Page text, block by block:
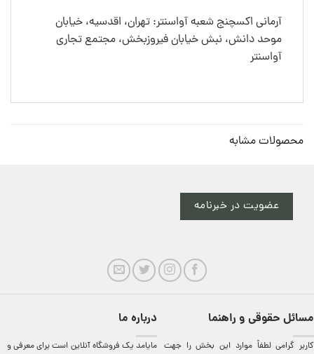
آرمانی اکسچنج شعبه آواسنتر: تهران، اقدسیه، خیابان
موحد دانش، نبش خیابان فیروزبخش، مجتمع تجاری
آواسنتر
محصولات مشابه
عضویت در خبرنامه
مسائل حقوقی و راهنما
کاربر گرامی لطفاً موارد این بخش را جهت
درباره ما
مایامد يک فروشگاه آنلاين است برای معرفی و